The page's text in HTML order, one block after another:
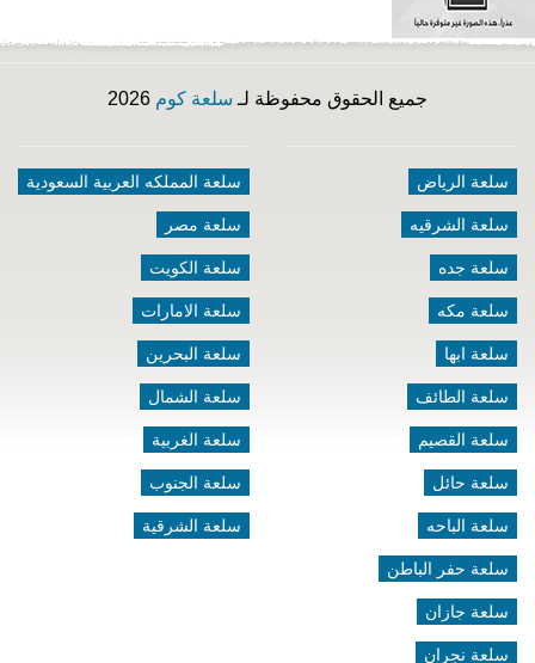
جميع الحقوق محفوظة لـ سلعة كوم
سلعة الرياض
سلعة الشرقيه
سلعة جده
سلعة مكه
سلعة ابها
سلعة الطائف
سلعة القصيم
سلعة حائل
سلعة الباحه
سلعة حفر الباطن
سلعة جازان
سلعة نجران
سلعة المملكه العربية السعودية
سلعة مصر
سلعة الكويت
سلعة الامارات
سلعة البحرين
سلعة الشمال
سلعة الغربية
سلعة الجنوب
سلعة الشرقية